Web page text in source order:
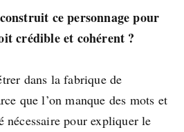
ce personnage pour
crédible et cohérent ?
dans la fabrique de
que l’on manque des mots et
pour expliquer le